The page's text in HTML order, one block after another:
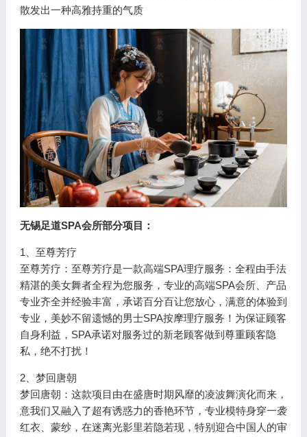
散发出一种高雅持重的气质
无锡足道SPA会所部分项目：
1、至尊芳疗
至尊芳疗：至尊芳疗是一款高端SPA理疗服务：全程由手法
精湛的美女舞者全程为您服务，专业的高端SPA会所、产品
专业齐全并经验丰富，承诺百分百让您放心，满意的体验到
专业，美妙不留遗憾的男士SPA按摩理疗服务！为保证顾客
自身利益，SPA承诺对服务过的新老顾客做到尊重顾客隐
私，绝不打扰！
2、梦回唐朝
梦回唐朝：这款项目由在盛唐时期风靡的凌波舞演化而来，
意我们又融入了超有诱惑力的香艳环节，专业模特身穿一袭
红衣、蒙纱，在迷离光影里若隐若现，特别迎合中国人的审